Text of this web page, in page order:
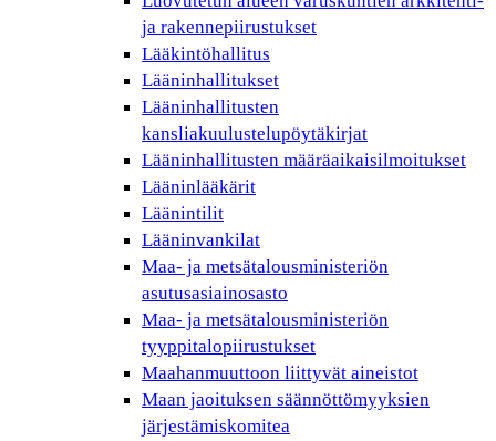
ja rakennepiirustukset
Lääkintöhallitus
Lääninhallitukset
Lääninhallitusten
kansliakuulustelupöytäkirjat
Lääninhallitusten määräaikaisilmoitukset
Lääninlääkärit
Läänintilit
Lääninvankilat
Maa- ja metsätalousministeriön
asutusasiainosasto
Maa- ja metsätalousministeriön
tyyppitalopiirustukset
Maahanmuuttoon liittyvät aineistot
Maan jaoituksen säännöttömyyksien
järjestämiskomitea